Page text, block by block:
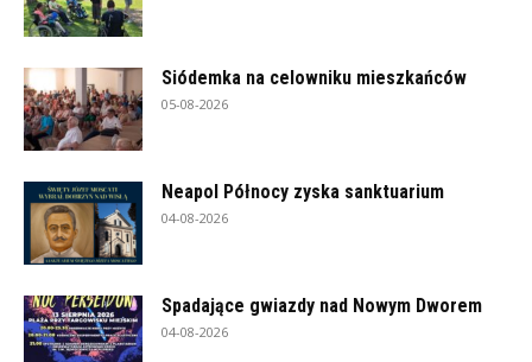
Siódemka na celowniku mieszkańców
05-08-2026
Neapol Północy zyska sanktuarium
04-08-2026
Spadające gwiazdy nad Nowym Dworem
04-08-2026